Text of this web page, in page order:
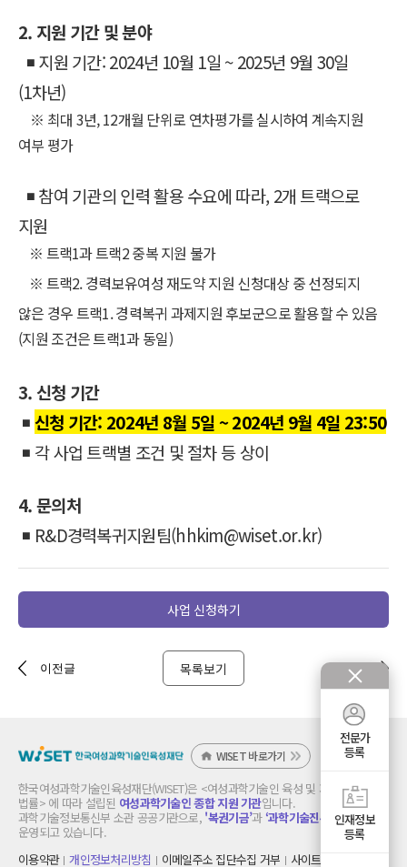
2. 지원 기간 및 분야
◾지원 기간: 2024년 10월 1일 ~ 2025년 9월 30일
(1차년)
※ 최대 3년, 12개월 단위로 연차평가를 실시하여 계속지원
여부 평가
◾참여 기관의 인력 활용 수요에 따라, 2개 트랙으로
지원
※ 트랙1과 트랙2 중복 지원 불가
※ 트랙2. 경력보유여성 재도약 지원 신청대상 중 선정되지
않은 경우 트랙1. 경력복귀 과제지원 후보군으로 활용할 수 있음
(지원 조건은 트랙1과 동일)
3. 신청 기간
◾신청 기간: 2024년 8월 5일 ~ 2024년 9월 4일 23:50
◾ 각 사업 트랙별 조건 및 절차 등 상이
4. 문의처
◾ R&D경력복귀지원팀(hhkim@wiset.or.kr)
사업 신청하기
이전글 목록보기 다음글
WISET 바로가기
한국여성과학기술인육성재단(WISET)은 <여성과학기술인 육성 및 지원에 관한
법률> 에 따라 설립된 여성과학기술인 종합 지원 기관입니다.
과학기술정보통신부 소관 공공기관으로, '복권기금’과 ‘과학기술진흥기금’으로
운영되고 있습니다.
이용약관 개인정보처리방침 이메일주소 집단수집 거부 사이트 맵
전문가
등록
인재정보
등록